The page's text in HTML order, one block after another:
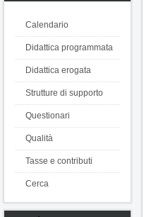
Calendario
Didattica programmata
Didattica erogata
Strutture di supporto
Questionari
Qualità
Tasse e contributi
Cerca